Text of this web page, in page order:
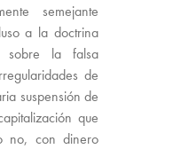
semejante
a la doctrina
sobre la falsa
de
suspensión de
que
no, con dinero